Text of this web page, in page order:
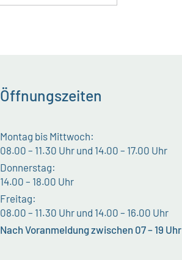
Öffnungszeiten
Montag bis Mittwoch:
08.00 – 11.30 Uhr und 14.00 – 17.00 Uhr
Donnerstag:
14.00 – 18.00 Uhr
Freitag:
08.00 – 11.30 Uhr und 14.00 – 16.00 Uhr
Nach Voranmeldung zwischen 07 – 19 Uhr